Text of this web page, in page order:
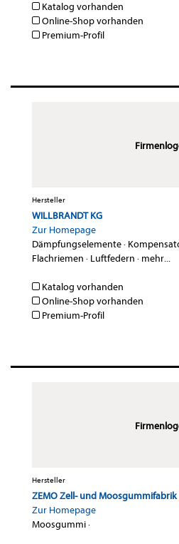
Katalog vorhanden
Online-Shop vorhanden
Premium-Profil
Hersteller
WILLBRANDT KG
Zur Homepage
Dämpfungselemente·
Flachriemen · Luftfedern · mehr...
Katalog vorhanden
Online-Shop vorhanden
Premium-Profil
Hersteller
ZEMO Zell- und Moosgummifabrik
Zur Homepage
Moosgummi·